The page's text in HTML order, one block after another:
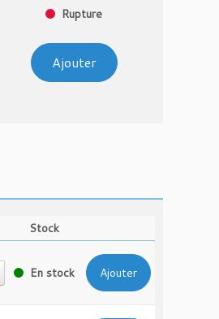
Rupture
Ajouter
Stock
En stock Ajouter